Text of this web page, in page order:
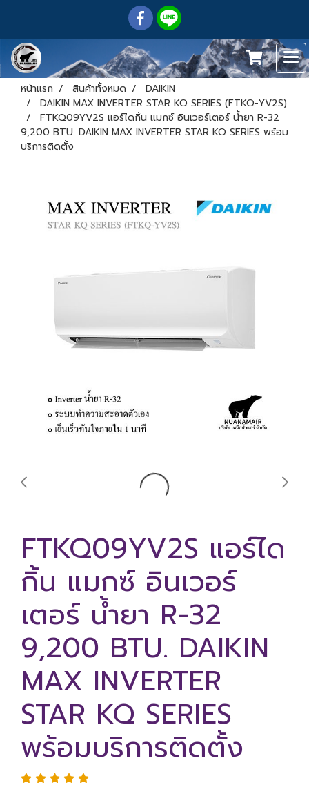
หน้าแรก สินค้าทั้งหมด
DAIKIN
DAIKIN MAX INVERTER STAR KQ SERIES (FTKQ-YV2S)
FTKQ09YV2S แอร์ไดกิ้น แมกซ์ อินเวอร์เตอร์ น้ำยา R-32
9,200 BTU. DAIKIN MAX INVERTER STAR KQ SERIES พร้อม
บริการติดตั้ง
FTKQ09YV2S แอร์ได
กิ้น แมกซ์ อินเวอร์
เตอร์ น้ำยา R-32
9,200 BTU. DAIKIN
MAX INVERTER
STAR KQ SERIES
พร้อมบริการติดตั้ง